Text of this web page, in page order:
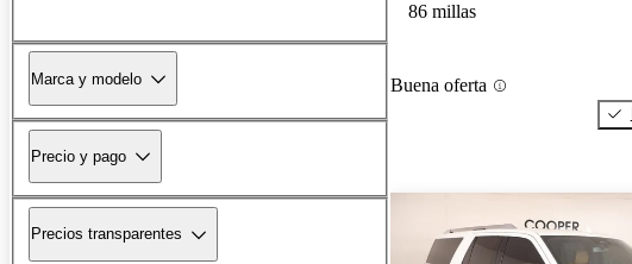
Marca y modelo
Precio y pago
Precios transparentes
86 millas
Buena oferta